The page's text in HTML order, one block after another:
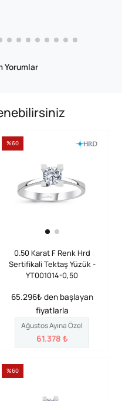
Yorumlar
%60
0.50 Karat F Renk Hrd
Sertifikali Tektaş Yüzük -
YT001014-0,50
65.296₺ den başlayan
fiyatlarla
Ağustos Ayına Özel
61.378 ₺
%60